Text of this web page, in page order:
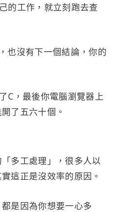
的工作，就立刻跑去查
也沒有下一個結論，你的
C，最後你電腦瀏覽器上
了五六十個。
多工處理」，很多人以
這正是沒效率的原因。
是因為你想要一心多